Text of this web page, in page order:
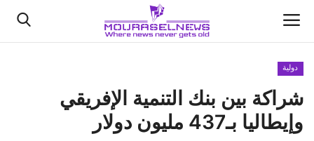
الأخبار
كتّابنا
دولية
شراكة بين بنك التنمية الإفريقي
وإيطاليا بـ437 مليون دولار